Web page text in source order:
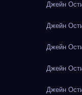
Джейн
Джейн
Джейн
Джейн
Джейн